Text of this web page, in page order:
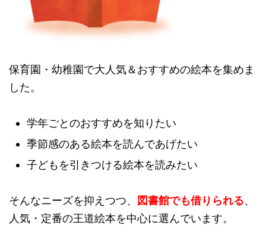
保育園・幼稚園で大人気＆おすすめの絵本を集めま
した。
学年ごとのおすすめを知りたい
季節感のある絵本を読んであげたい
子どもを引きつける絵本を読みたい
そんなニーズを抑えつつ、 図書館でも借りられる、
人気・定番の王道絵本を中心に選んでいます。